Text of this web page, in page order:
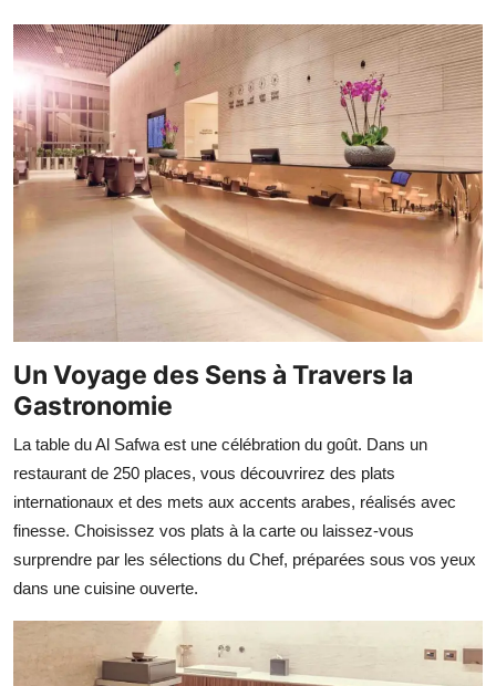
Un Voyage des Sens à Travers la
Gastronomie
La table du Al Safwa est une célébration du goût. Dans un
restaurant de 250 places, vous découvrirez des plats
internationaux et des mets aux accents arabes, réalisés avec
finesse. Choisissez vos plats à la carte ou laissez-vous
surprendre par les sélections du Chef, préparées sous vos yeux
dans une cuisine ouverte.